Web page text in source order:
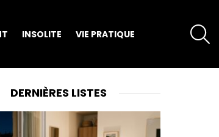
INSOLITE VIE PRATIQUE
DERNIÈRES LISTES